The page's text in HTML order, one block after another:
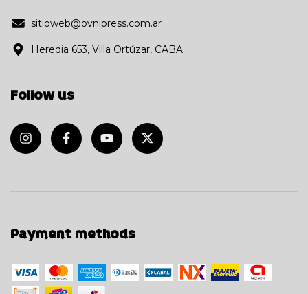
sitioweb@ovnipress.com.ar
Heredia 653, Villa Ortúzar, CABA
Follow us
Payment methods